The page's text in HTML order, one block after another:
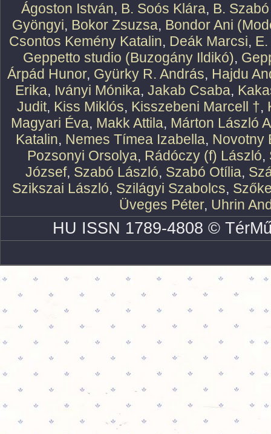
Ágoston István, B. Soós Klára, B.
Gyöngyi, Bokor Zsuzsa, Bondor Ani
Csontos Kemény Katalin, Deák Marcsi,
Geppetto studio (Buzogány Ildikó),
Árpád Hunor, Gyürky R. András, Hajdu
Erika, Iványi Mónika, Jakab Csaba,
Judit, Kiss Miklós, Kisszebeni Marcell †,
Magyari Éva, Makk Attila, Márton László
Katalin, Nemes Tímea Izabella, Novotny
Pozsonyi Orsolya, Rádóczy (f) László,
József, Szabó László, Szabó Otília,
Szikszai László, Szilágyi Szabolcs,
Üveges Péter, Uhrin
HU ISSN 1789-4808 ©